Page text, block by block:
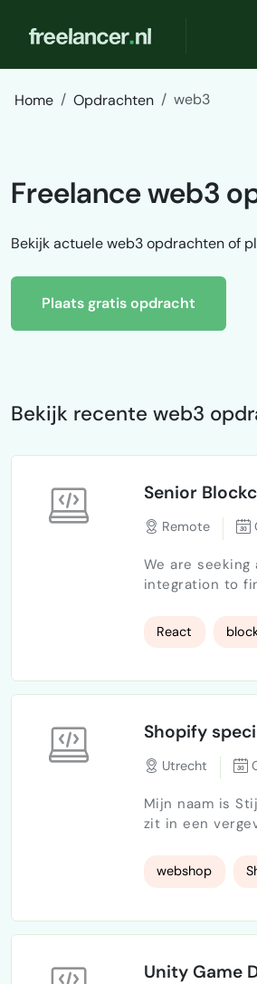
Home Opdrachten web3
Freelance web3
Bekijk actuele web3 opdrachten of
Plaats gratis opdracht
Bekijk recente web3
Senior
Remote
We are
integration to
smart contract
React
Shopify
Utrecht
Mijn naam is
zit in een
zou mijn
daar ook graag
webshop
Unity Game